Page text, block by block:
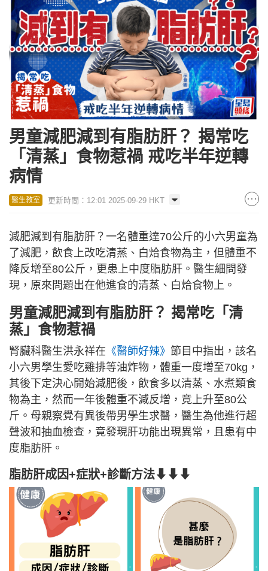
男童減肥減到有脂肪肝？ 揭常吃
「清蒸」食物惹禍 戒吃半年逆轉
病情
醫生教室 更新時間：12:01 2025-09-29 HKT
減肥減到有脂肪肝？一名體重達70公斤的小六男童為
了減肥，飲食上改吃清蒸、白烚食物為主，但體重不
降反增至80公斤，更患上中度脂肪肝。醫生細問發
現，原來問題出在他進食的清蒸、白烚食物上。
男童減肥減到有脂肪肝？ 揭常吃「清
蒸」食物惹禍
腎臟科醫生洪永祥在 《醫師好辣》 節目中指出，該名
小六男學生愛吃雞排等油炸物，體重一度增至70kg，
其後下定決心開始減肥後，飲食多以清蒸、水煮類食
物為主，然而一年後體重不減反增，竟上升至80公
斤。母親察覺有異後帶男學生求醫，醫生為他進行超
聲波和抽血檢查，竟發現肝功能出現異常，且患有中
度脂肪肝。
脂肪肝成因+症狀+診斷方法⬇⬇⬇